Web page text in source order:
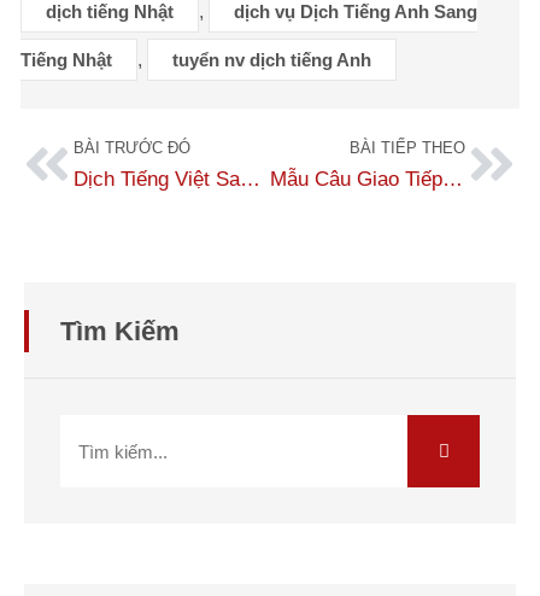
dịch tiếng Nhật , dịch vụ Dịch Tiếng Anh Sang
Tiếng Nhật , tuyển nv dịch tiếng Anh
BÀI TRƯỚC ĐÓ
Dịch Tiếng Việt Sang Tiếng Nhật – Uy Tín Gần 20 Năm
BÀI TIẾP THEO
Mẫu Câu Giao Tiếp Bằng Tiếng Nhật Cơ Bản (phần 1)
Tìm Kiếm